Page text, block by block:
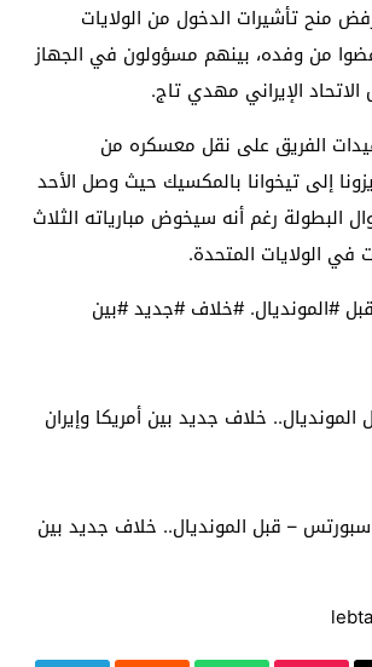
منح تأشيرات الدخول من الولايات
لنحو 15 عضوا من وفده، بينهم مسؤولون في الجهاز
الإيراني مهدي تاج.
الفريق على نقل معسكره من
إلى تيخوانا بالمكسيك حيث وصل الأحد
البطولة رغم أنه سيخوض مبارياته الثلاث
الولايات المتحدة.
#المونديال. #خلاف #جديد #بين
خلاف جديد بين أمريكا وإيران
سبورتس – قبل المونديال.. خلاف جديد بين